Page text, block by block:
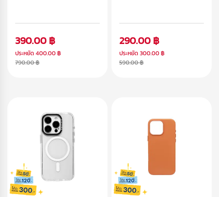
390.00 ฿
ประหยัด 400.00 ฿
790.00 ฿
290.00 ฿
ประหยัด 300.00 ฿
590.00 ฿